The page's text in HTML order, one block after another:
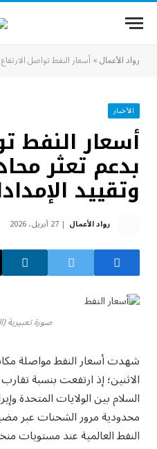
رواد الأعمال» أسعار النفط تواصل الارتفاع
الأخبار
أسعار النفط
بدعم تعثر
وتقييد
رواد الأعمال 27 أبريل، 2026
صورة تعبيرية
شهدت أسعار النفط مواصلة
السلام بين الولايات المتحدة
محدودية مرور الشحنات عبر
النفط العالمية عند مستويات